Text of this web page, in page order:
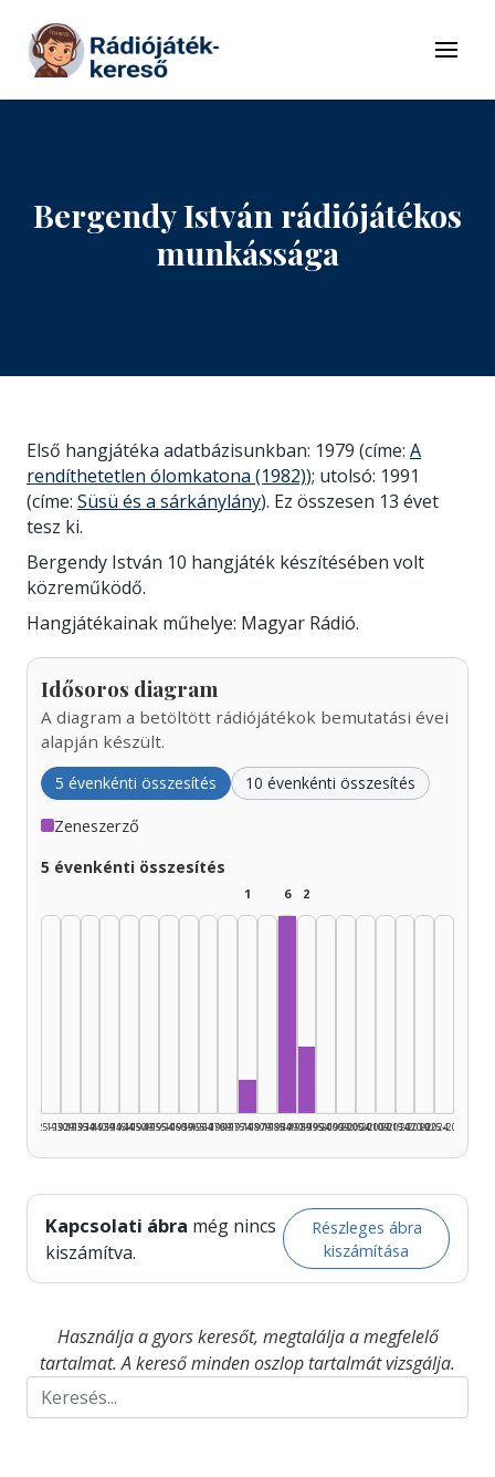
Tovább a tartalomhoz
Menü
Bergendy István rádiójátékos
munkássága
Első hangjátéka adatbázisunkban: 1979 (címe: A
rendíthetetlen ólomkatona (1982)); utolsó: 1991
(címe: Süsü és a sárkánylány). Ez összesen 13 évet
tesz ki.
Bergendy István 10 hangjáték készítésében volt
közreműködő.
Hangjátékainak műhelye: Magyar Rádió.
Idősoros diagram
A diagram a betöltött rádiójátékok bemutatási évei
alapján készült.
5 évenkénti összesítés 10 évenkénti összesítés
Zeneszerző
5 évenkénti összesítés
1925–1929
1930–1934
1935–1939
1940–1944
1945–1949
1950–1954
1955–1959
1960–1964
1965–1969
1970–1974
1
Zeneszerző, 1975–1979: 1
1975–1979
1980–1984
6
1985–1989
2
1990–1994
1995–1999
2000–2004
2005–2009
2010–2014
2015–2019
2020–2024
2025–2026
Kapcsolati ábra még nincs
kiszámítva.
Részleges ábra
kiszámítása
Használja a gyors keresőt, megtalálja a megfelelő
tartalmat. A kereső minden oszlop tartalmát vizsgálja.